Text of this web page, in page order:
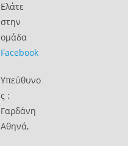
Ελάτε
στην
ομάδα
Facebook
Υπεύθυνο
ς :
Γαρδάνη
Αθηνά,